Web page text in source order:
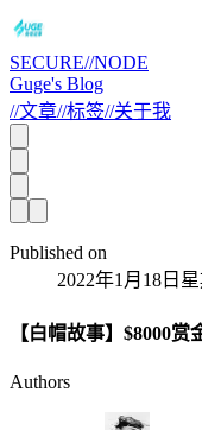
SECURE//NODE
Guge's Blog
//文章//标签//关于我
Published on
2022年1月18日
【白帽故事】$8000
Authors